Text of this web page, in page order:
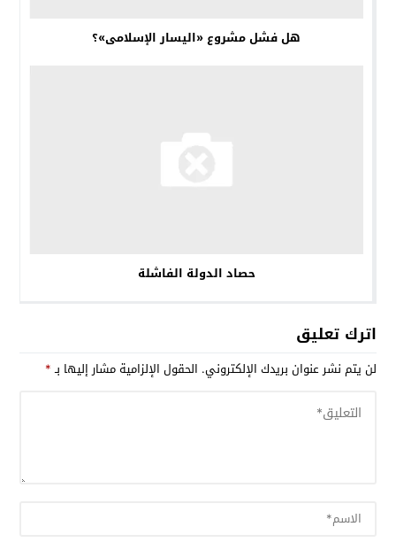
هل فشل مشروع «اليسار الإسلامى»؟
حصاد الدولة الفاشلة
اترك تعليق
لن يتم نشر عنوان بريدك الإلكتروني. الحقول الإلزامية مشار إليها بـ*